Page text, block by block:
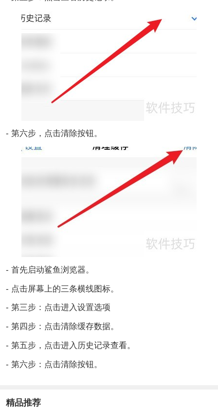
- 第六步，点击清除按钮。
- 首先启动鲨鱼浏览器。
- 点击屏幕上的三条横线图标。
- 第三步：点击进入设置选项
- 第四步：点击清除缓存数据。
- 第五步，点击进入历史记录查看。
- 第六步：点击清除按钮。
精品推荐